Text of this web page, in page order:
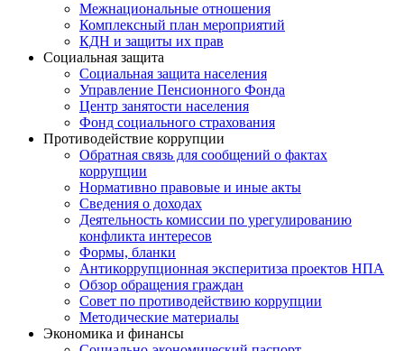
Межнациональные отношения
Комплексный план мероприятий
КДН и защиты их прав
Социальная защита
Социальная защита населения
Управление Пенсионного Фонда
Центр занятости населения
Фонд социального страхования
Противодействие коррупции
Обратная связь для сообщений о фактах
коррупции
Нормативно правовые и иные акты
Сведения о доходах
Деятельность комиссии по урегулированию
конфликта интересов
Формы, бланки
Антикоррупционная эксперитиза проектов НПА
Обзор обращения граждан
Совет по противодействию коррупции
Методические материалы
Экономика и финансы